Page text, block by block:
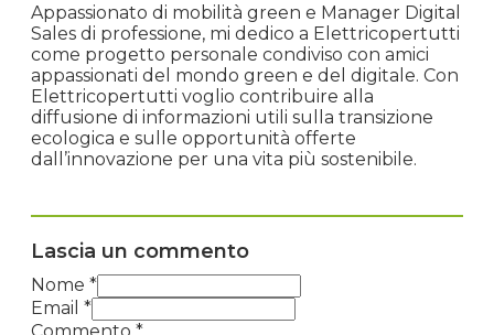
Appassionato di mobilità green e Manager Digital
Sales di professione, mi dedico a Elettricopertutti
come progetto personale condiviso con amici
appassionati del mondo green e del digitale. Con
Elettricopertutti voglio contribuire alla
diffusione di informazioni utili sulla transizione
ecologica e sulle opportunità offerte
dall’innovazione per una vita più sostenibile.
Lascia un commento
Nome *
Email *
Commento *